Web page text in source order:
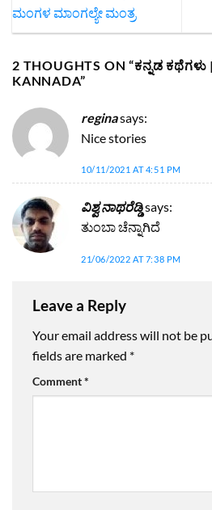
ಮಂಗಳ ಮಾಂಗಲ್ಯೇ ಮಂತ್ರ
2 THOUGHTS ON “ಕನ್ನಡ ಕಥೆಗಳು
KANNADA”
reginasays:
Nice stories
10/11/2021 AT 4:51 PM
ವಿಶ್ವ ನಾಥರೆಡ್ಡಿsays:
ತುಂಬಾ ಚೆನ್ನಾಗಿದೆ
21/06/2022 AT 7:38 PM
Leave a Reply
Your email address will not be
fields are marked *
Comment*